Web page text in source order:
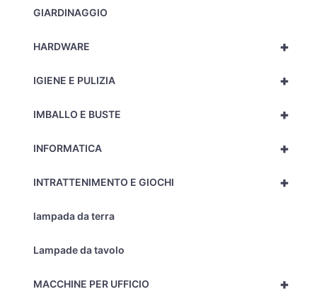
GIARDINAGGIO
+
HARDWARE
+
IGIENE E PULIZIA
+
IMBALLO E BUSTE
+
INFORMATICA
+
INTRATTENIMENTO E GIOCHI
lampada da terra
Lampade da tavolo
+
MACCHINE PER UFFICIO